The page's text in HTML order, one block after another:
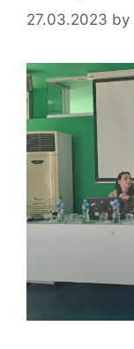
27.03.2023 by